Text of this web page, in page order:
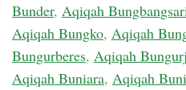
Bunder, Aqiqah
Aqiqah Bungko, Aqiqah
Bungurberes, Aqiqah
Aqiqah Buniara, Aqiqah